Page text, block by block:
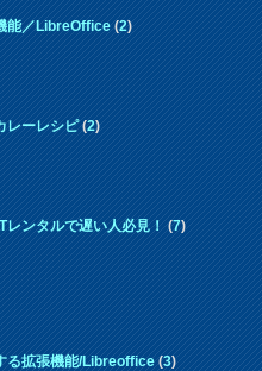
能／LibreOffice(2)
レーレシピ(2)
レンタルで遅い人必見！(7)
る拡張機能/Libreoffice(3)